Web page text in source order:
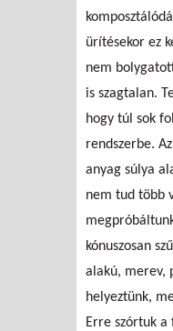
ürítésekor ez
nem
is szagtalan.
hogy túl sok
rendszerbe.
anyag súlya
nem tud több
kónuszosan
alakú, merev,
helyeztünk,
Erre szórtuk a